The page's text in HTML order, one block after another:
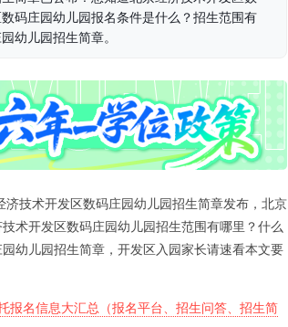
码庄园幼儿园报名条件是什么？招生范围有
幼儿园招生简章。
技术开发区数码庄园幼儿园招生简章发布，北京
术开发区数码庄园幼儿园招生范围有哪里？什么
幼儿园招生简章，开发区入园家长请速看本文要
报名信息大汇总（报名平台、招生问答、招生简